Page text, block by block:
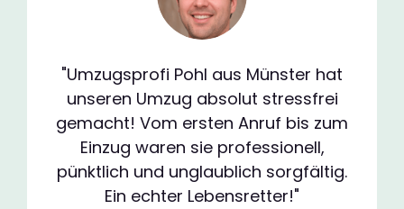
"Umzugsprofi Pohl aus Münster hat
unseren Umzug absolut stressfrei
gemacht! Vom ersten Anruf bis zum
Einzug waren sie professionell,
pünktlich und unglaublich sorgfältig.
Ein echter Lebensretter!"